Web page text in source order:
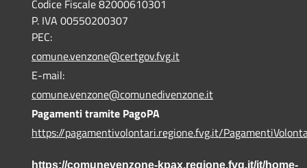
Codice Fiscale 82000610301
P. IVA 00550200307
PEC:
comune.venzone@certgov.fvg.it
E-mail:
comune.venzone@comunedivenzone.it
Pagamenti tramite PagoPA
https://pagamentivolontari.regione.fvg.it/
https://comunevenzone-kpax.regione.fvg.it/it/home-